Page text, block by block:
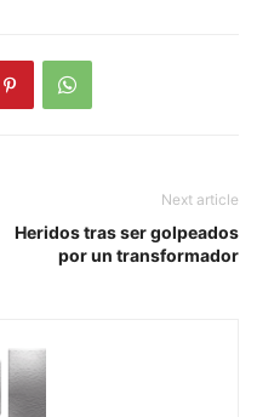
Next article
Heridos tras ser golpeados
por un transformador